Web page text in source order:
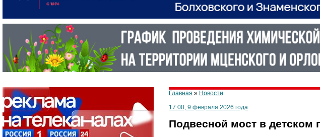
Главная » Новости
17:00, 9 февраля 2026 года
Подвесной мост в детском